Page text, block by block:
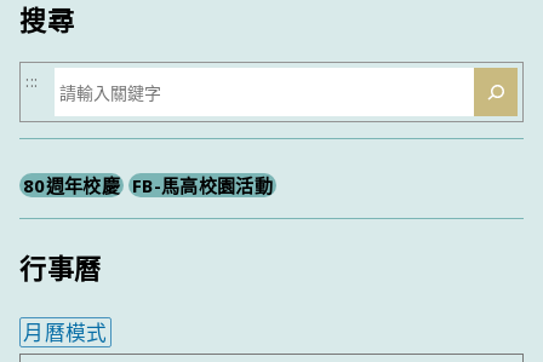
搜尋
搜
尋
:::
80週年校慶 FB-馬高校園活動
行事曆
月曆模式